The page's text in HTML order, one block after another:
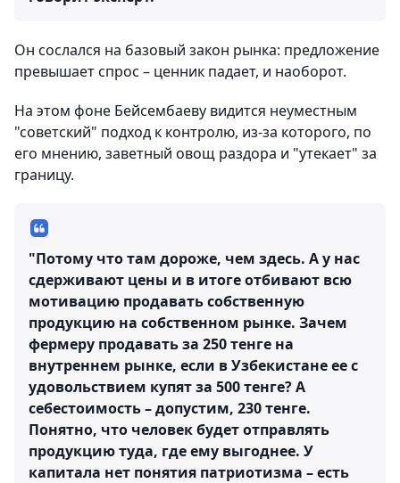
Он сослался на базовый закон рынка: предложение
превышает спрос – ценник падает, и наоборот.
На этом фоне Бейсембаеву видится неуместным
"советский" подход к контролю, из-за которого, по
его мнению, заветный овощ раздора и "утекает" за
границу.
"Потому что там дороже, чем здесь. А у нас
сдерживают цены и в итоге отбивают всю
мотивацию продавать собственную
продукцию на собственном рынке. Зачем
фермеру продавать за 250 тенге на
внутреннем рынке, если в Узбекистане ее с
удовольствием купят за 500 тенге? А
себестоимость – допустим, 230 тенге.
Понятно, что человек будет отправлять
продукцию туда, где ему выгоднее. У
капитала нет понятия патриотизма – есть